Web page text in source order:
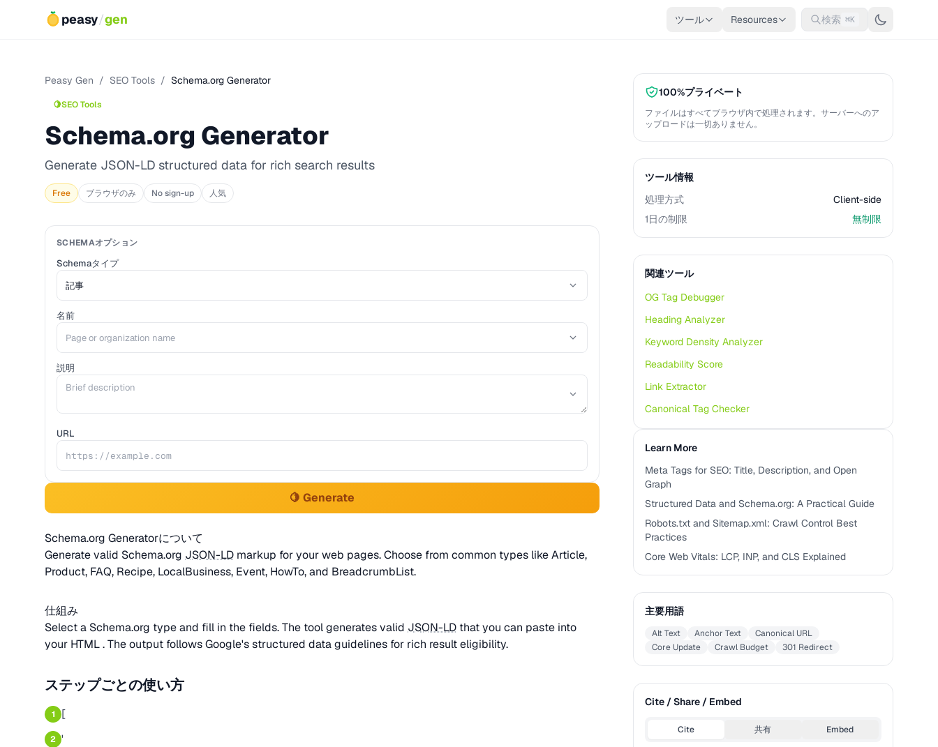
peasy/gen ツール Resources 検索 ⌘K
Peasy Gen / SEO Tools / Schema.org Generator
🍋SEO Tools
Schema.org Generator
Generate JSON-LD structured data for rich search results
Free ブラウザのみ No sign-up 人気
SCHEMAオプション
Schemaタイプ
名前
説明
URL
🍋 Generate
Schema.org Generatorについて
Generate valid Schema.org JSON-LD markup for your web pages. Choose from common types like Article,
Product, FAQ, Recipe, LocalBusiness, Event, HowTo, and BreadcrumbList.
仕組み
Select a Schema.org type and fill in the fields. The tool generates valid JSON-LD that you can paste into
your HTML . The output follows Google's structured data guidelines for rich result eligibility.
ステップごとの使い方
1 [
2 '
100%プライベート
ファイルはすべてブラウザ内で処理されます。サーバーへのア
ップロードは一切ありません。
ツール情報
処理方式
Client-side
1日の制限
無制限
関連ツール
OG Tag Debugger
Heading Analyzer
Keyword Density Analyzer
Readability Score
Link Extractor
Canonical Tag Checker
Learn More
Meta Tags for SEO: Title, Description, and Open
Graph
Structured Data and Schema.org: A Practical Guide
Robots.txt and Sitemap.xml: Crawl Control Best
Practices
Core Web Vitals: LCP, INP, and CLS Explained
主要用語
Alt Text Anchor Text
Canonical URL
Core Update
Crawl Budget 301 Redirect
Cite / Share / Embed
Cite 共有 Embed